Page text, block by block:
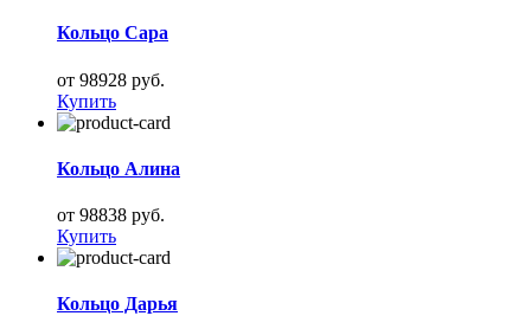
Кольцо Сара
от 98928 руб.
Купить
Кольцо Алина
от 98838 руб.
Купить
Кольцо Дарья